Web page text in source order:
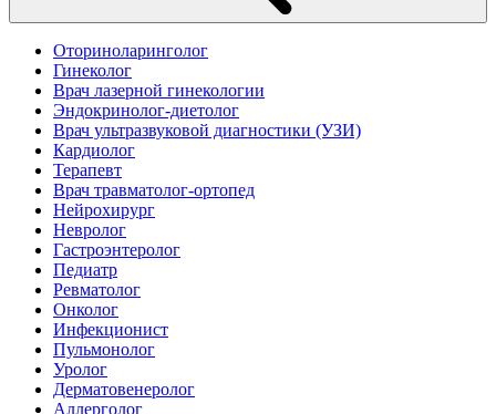
Оториноларинголог
Гинеколог
Врач лазерной гинекологии
Эндокринолог-диетолог
Врач ультразвуковой диагностики (УЗИ)
Кардиолог
Терапевт
Врач травматолог-ортопед
Нейрохирург
Невролог
Гастроэнтеролог
Педиатр
Ревматолог
Онколог
Инфекционист
Пульмонолог
Уролог
Дерматовенеролог
Аллерголог